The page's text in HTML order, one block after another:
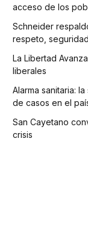
acceso de los
Schneider
respeto,
La Libertad
liberales
Alarma sanitaria:
de casos en el
San Cayetano
crisis